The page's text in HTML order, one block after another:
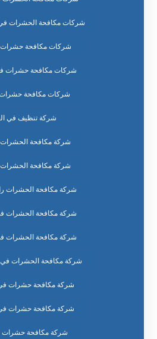
شركات مكافحة الحشرات
شركات مكافحة حشرات
شركات مكافحة حشرات
شركات مكافحة
شركة تنظيف في
شركة مكافحة الحشرات
شركة مكافحة الحشرات
شركة مكافحة الحشرات
شركة مكافحة الحشرات
شركة مكافحة الحشرات
شركة مكافحة الحشرات في
شركة مكافحة حشرات في
شركة مكافحة حشرات
شركة مكافحة حشرات